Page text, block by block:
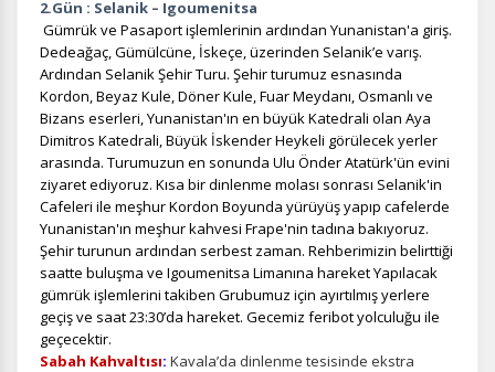
2.Gün : Selanik – Igoumenitsa
Gümrük ve Pasaport işlemlerinin ardından Yunanistan'a giriş.
Dedeağaç, Gümülcüne, İskeçe, üzerinden Selanik’e varış.
Ardından Selanik Şehir Turu. Şehir turumuz esnasında
Kordon, Beyaz Kule, Döner Kule, Fuar Meydanı, Osmanlı ve
Bizans eserleri, Yunanistan'ın en büyük Katedrali olan Aya
Dimitros Katedrali, Büyük İskender Heykeli görülecek yerler
arasında. Turumuzun en sonunda Ulu Önder Atatürk'ün evini
ziyaret ediyoruz. Kısa bir dinlenme molası sonrası Selanik'in
Cafeleri ile meşhur Kordon Boyunda yürüyüş yapıp cafelerde
Yunanistan'ın meşhur kahvesi Frape'nin tadına bakıyoruz.
Şehir turunun ardından serbest zaman. Rehberimizin belirttiği
saatte buluşma ve Igoumenitsa Limanına hareket Yapılacak
gümrük işlemlerini takiben Grubumuz için ayırtılmış yerlere
geçiş ve saat 23:30’da hareket. Gecemiz feribot yolculuğu ile
geçecektir.
Sabah Kahvaltısı: Kavala’da dinlenme tesisinde ekstra